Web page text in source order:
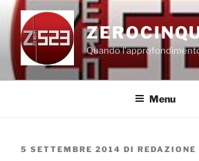
Salta
contenuto
Quando
Menu
PUBBLICATO
5 SETTEMBRE 2014 DI REDAZIONE